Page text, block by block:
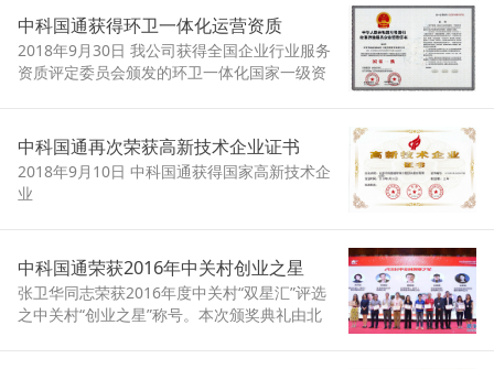
中科国通获得环卫一体化运营资质
2018年9月30日 我公司获得全国企业行业服务
资质评定委员会颁发的环卫一体化国家一级资
中科国通再次荣获高新技术企业证书
2018年9月10日 中科国通获得国家高新技术企
业
中科国通荣获2016年中关村创业之星
张卫华同志荣获2016年度中关村“双星汇”评选
之中关村“创业之星”称号。本次颁奖典礼由北